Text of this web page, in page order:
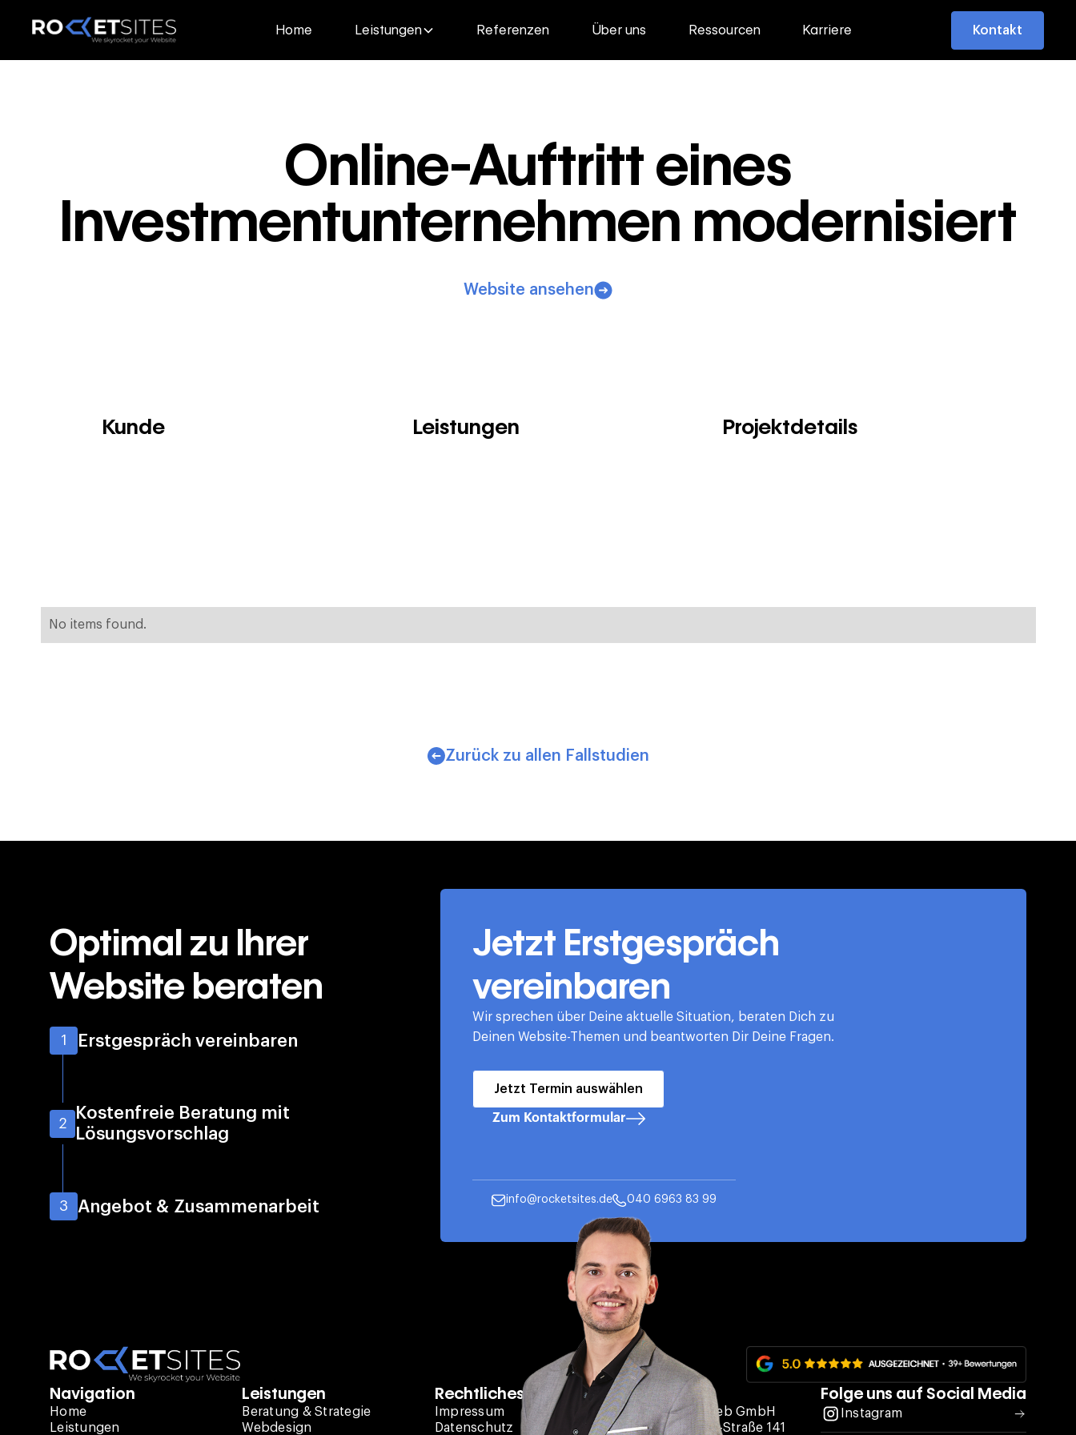
Home Leistungen Referenzen Über uns Ressourcen Karriere Kontakt
Online-Auftritt eines
Investmentunternehmen modernisiert
Website ansehen
Kunde Leistungen Projektdetails
No items found.
Zurück zu allen Fallstudien
Optimal zu Ihrer
Website beraten
1 Erstgespräch vereinbaren
2
Kostenfreie Beratung mit
Lösungsvorschlag
3 Angebot & Zusammenarbeit
Jetzt Erstgespräch
vereinbaren
Wir sprechen über Deine aktuelle Situation, beraten Dich zu
Deinen Website-Themen und beantworten Dir Deine Fragen.
Jetzt Termin auswählen
Zum Kontaktformular
info@rocketsites.de 040 6963 83 99
Navigation
Home
Leistungen
Leistungen
Beratung & Strategie
Webdesign
Rechtliches
Impressum
Datenschutz
Kontakt
RocketSites Web GmbH
Heinrich-Hertz-Straße 141
Folge uns auf Social Media
Instagram